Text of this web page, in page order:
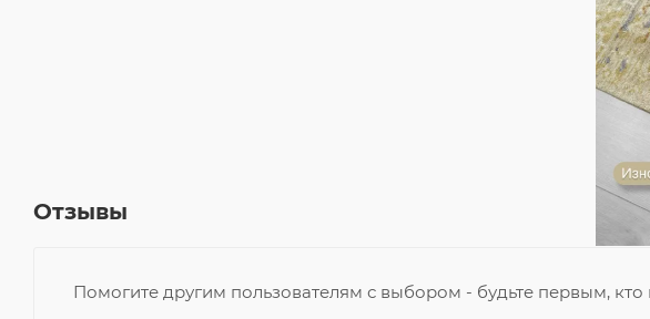
Отзывы
Помогите другим пользователям с выбором - будьте первым,